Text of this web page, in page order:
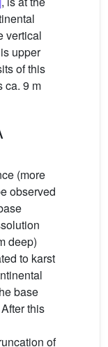
vertical
upper
of this
ca. 9 m
(more
observed
deep)
to karst
base
this
of